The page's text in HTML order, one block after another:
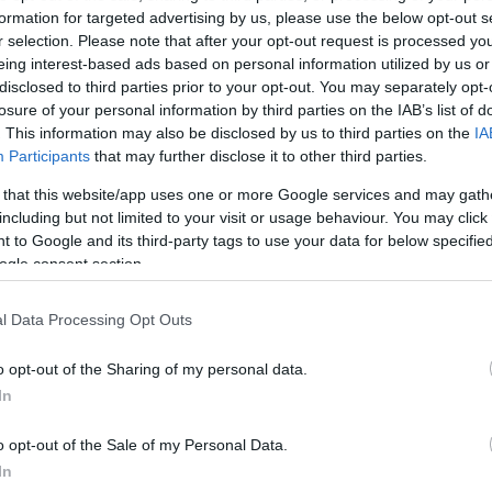
for targeted advertising by us, please use the below opt-out
selection. Please note that after your opt-out request is processed
interest-based ads based on personal information utilized by us
to third parties prior to your opt-out. You may separately
of your personal information by third parties on the IAB’s list of
This information may also be disclosed by us to third parties on the
Participants that may further disclose it to other third parties.
that this website/app uses one or more Google services and may
but not limited to your visit or usage behaviour. You may
to Google and its third-party tags to use your data for below
consent section.
Data Processing Opt Outs
opt-out of the Sharing of my personal data.
opt-out of the Sale of my Personal Data.
+15′, δηλαδή 09:55′.
883/590 που αναχωρούσε στις 10:37′ από
θα αναχωρεί με -8′, δηλαδή 10:29”.
2594 που αναχωρούσε από ΛΑΡΙΣΑ στις 16:31′
+9′, δηλαδή 16:40′.
με +5′, δηλαδή 18:30′.
2598 που αναχωρούσε από ΛΑΡΙΣΑ στις 20:00′
5′, δηλαδή 19:55′.
δηλαδή 11:36′.
08.11.2021 και μέχρι νεωτέρας, η
αμαξοστοιχία 1592 (Λάρισα – Θεσσαλονίκη).